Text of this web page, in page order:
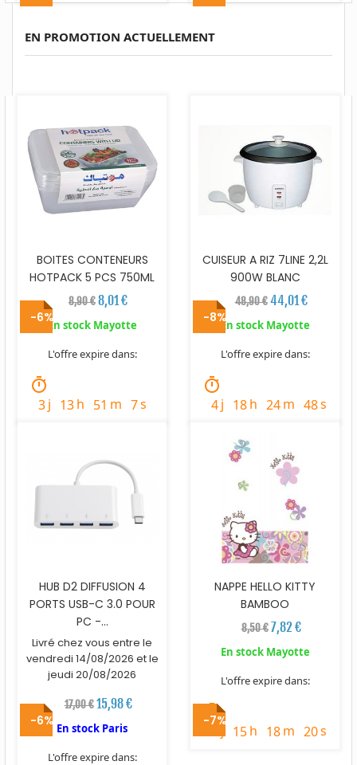
EN PROMOTION ACTUELLEMENT
BOITES CONTENEURS
HOTPACK 5 PCS 750ML
8,90 €8,01 €
En stock Mayotte
L'offre expire dans:
timer
3j 13h 51 m 5s
CUISEUR A RIZ 7LINE 2,2L
900W BLANC
48,90 € 44,01 €
En stock Mayotte
L'offre expire dans:
timer
4j 18h 24m 46s
-6%
HUB D2 DIFFUSION 4
PORTS USB-C 3.0 POUR
PC -...
Livré chez vous entre le
vendredi 14/08/2026 et le
jeudi 20/08/2026
17,00 € 15,98 €
En stock Paris
L'offre expire dans:
-8%
NAPPE HELLO KITTY
BAMBOO
8,50 € 7,82 €
En stock Mayotte
L'offre expire dans:
timer
15h 18m 18s
-6% -7%